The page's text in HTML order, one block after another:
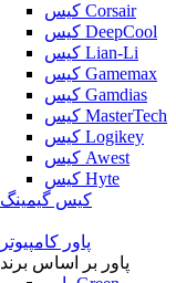
کیس Corsair
کیس DeepCool
کیس Lian-Li
کیس Gamemax
کیس Gamdias
کیس MasterTech
کیس Logikey
کیس Awest
کیس Hyte
کیس گیمینگ
پاور کامپیوتر
پاور بر اساس برند